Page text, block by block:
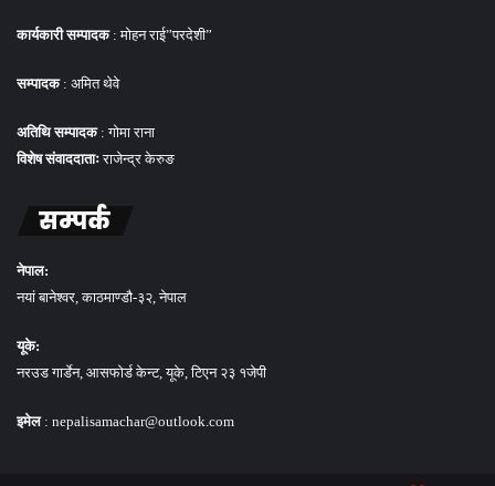
कार्यकारी सम्पादक: मोहन राई”परदेशी”
सम्पादक: अमित थेवे
अतिथि सम्पादक: गोमा राना
विशेष संवाददाताःराजेन्द्र केरुङ
सम्पर्क
नेपाल:
नयां बानेश्वर, काठमाण्डौ-३२, नेपाल
यूके:
नरउड गार्डेन, आसफोर्ड केन्ट, यूके, टिएन २३ १जेपी
इमेल: nepalisamachar@outlook.com